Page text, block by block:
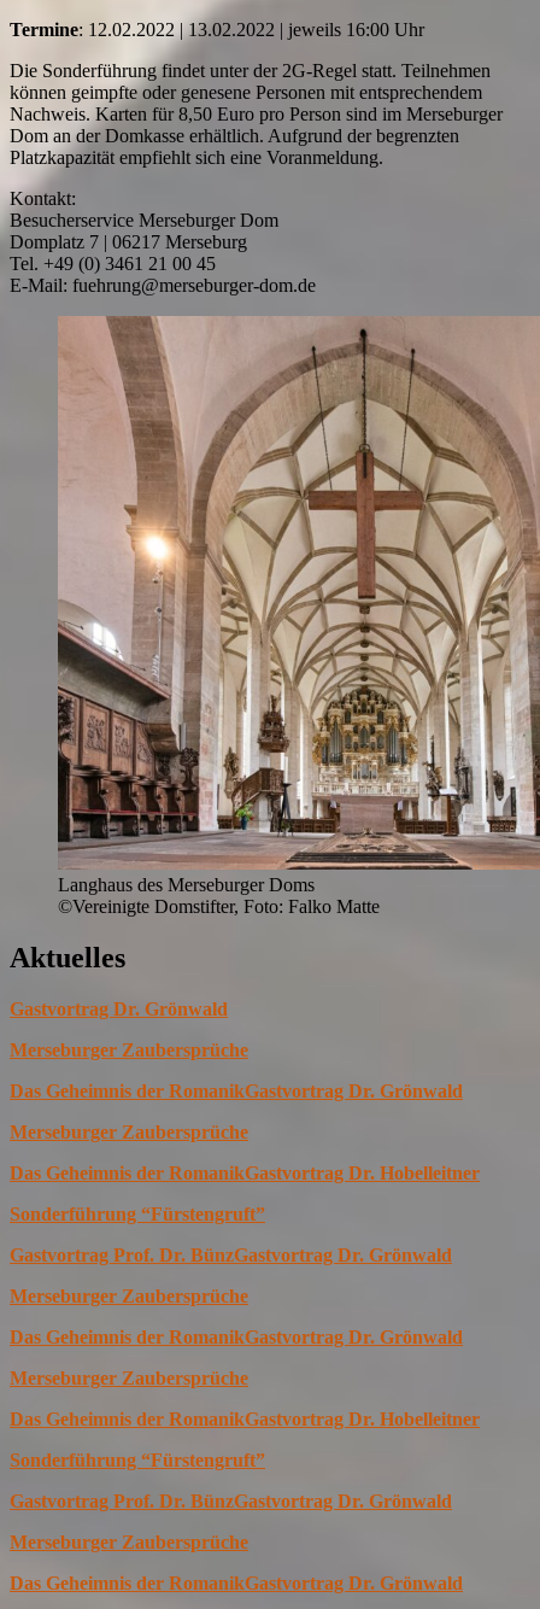
Termine: 12.02.2022 | 13.02.2022 | jeweils 16:00 Uhr
Die Sonderführung findet unter der 2G-Regel statt. Teilnehmen
können geimpfte oder genesene Personen mit entsprechendem
Nachweis. Karten für 8,50 Euro pro Person sind im Merseburger
Dom an der Domkasse erhältlich. Aufgrund der begrenzten
Platzkapazität empfiehlt sich eine Voranmeldung.
Kontakt:
Besucherservice Merseburger Dom
Domplatz 7 | 06217 Merseburg
Tel. +49 (0) 3461 21 00 45
E-Mail: fuehrung@merseburger-dom.de
Langhaus des Merseburger Doms
©Vereinigte Domstifter, Foto: Falko Matte
Aktuelles
Gastvortrag Dr. Grönwald
Merseburger Zaubersprüche
Das Geheimnis der RomanikGastvortrag Dr. Grönwald
Merseburger Zaubersprüche
Das Geheimnis der RomanikGastvortrag Dr. Hobelleitner
Sonderführung “Fürstengruft”
Gastvortrag Prof. Dr. BünzGastvortrag Dr. Grönwald
Merseburger Zaubersprüche
Das Geheimnis der RomanikGastvortrag Dr. Grönwald
Merseburger Zaubersprüche
Das Geheimnis der RomanikGastvortrag Dr. Hobelleitner
Sonderführung “Fürstengruft”
Gastvortrag Prof. Dr. BünzGastvortrag Dr. Grönwald
Merseburger Zaubersprüche
Das Geheimnis der RomanikGastvortrag Dr. Grönwald